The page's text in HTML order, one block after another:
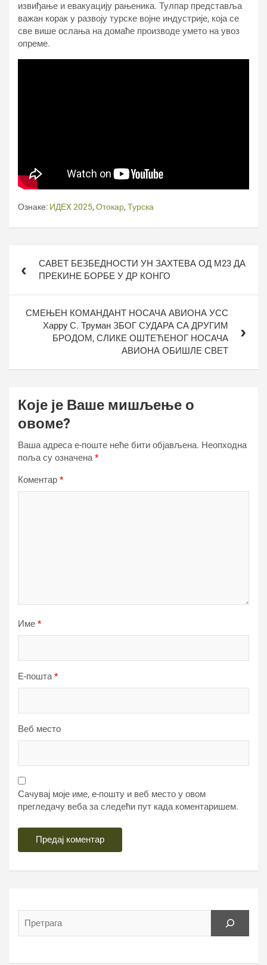
извиђање и евакуацију рањеника. Тулпар представља
важан корак у развоју турске војне индустрије, која се
све више ослања на домаће производе умето на увоз
опреме.
Ознаке: ИДЕX 2025, Отокар, Турска
чланкаСАВЕТ БЕЗБЕДНОСТИ УН ЗАХТЕВА ОД М23 ДА
ПРЕКИНЕ БОРБЕ У ДР КОНГО
СМЕЊЕН КОМАНДАНТ НОСАЧА АВИОНА УСС
Харрy С. Труман ЗБОГ СУДАРА СА ДРУГИМ
БРОДОМ, СЛИКЕ ОШТЕЋЕНОГ НОСАЧА
АВИОНА ОБИШЛЕ СВЕТ
Које је Ваше мишљење о
овоме?
Ваша адреса е-поште неће бити објављена. Неопходна
поља су означена*
Коментар *
Име *
Е-пошта*
Веб место
Сачувај моје име, е-пошту и веб место у овом
прегледачу веба за следећи пут када коментаришем.